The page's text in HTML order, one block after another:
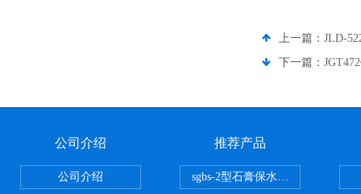
上一篇： JLD-
下一篇：
公司介绍
公司介绍
推荐产品
sgbs-2型石膏保水率测定仪粉刷